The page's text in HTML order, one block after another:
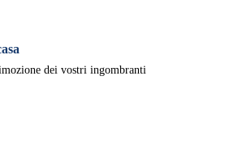
dei vostri ingombranti